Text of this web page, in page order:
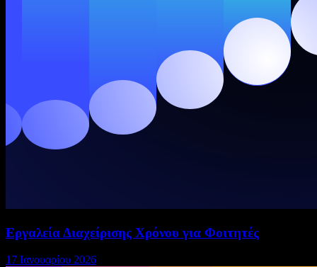
Εργαλεία Διαχείρισης Χρόνου για Φοιτητές
17 Ιανουαρίου 2026